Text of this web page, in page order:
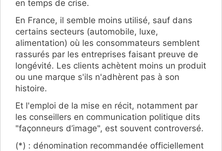
en temps de crise.
En France, il semble moins utilisé, sauf dans
certains secteurs (automobile, luxe,
alimentation) où les consommateurs semblent
rassurés par les entreprises faisant preuve de
longévité. Les clients achètent moins un produit
ou une marque s'ils n'adhèrent pas à son
histoire.
Et l'emploi de la mise en récit, notamment par
les conseillers en communication politique dits
"façonneurs d’image", est souvent controversé.
(*) : dénomination recommandée officiellement